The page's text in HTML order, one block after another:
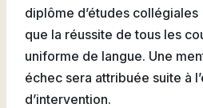
diplôme d’études collégiales
que la réussite de tous les
uniforme de langue. Une
échec sera attribuée suite à
d’intervention.